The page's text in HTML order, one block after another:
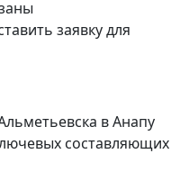
заявку для
в Анапу
составляющих